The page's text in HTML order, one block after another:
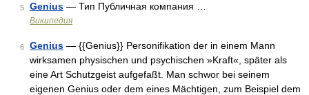
5 Genius — Тип Публичная компания …
Википедия
6 Genius — {{Genius}} Personifikation der in einem Mann
wirksamen physischen und psychischen »Kraft«, später als
eine Art Schutzgeist aufgefaßt. Man schwor bei seinem
eigenen Genius oder dem eines Mächtigen, zum Beispiel dem